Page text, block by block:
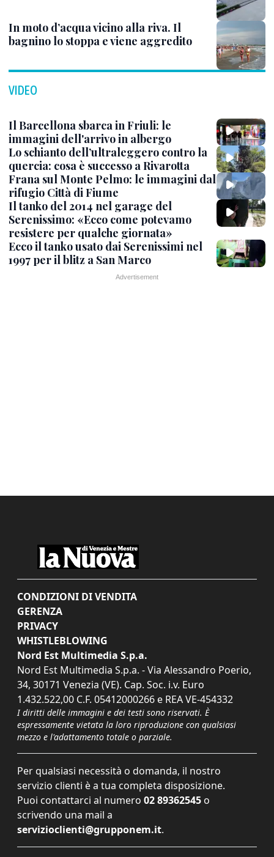
In moto d’acqua vicino alla riva. Il
bagnino lo stoppa e viene aggredito
VIDEO
Il Barcellona sbarca in Friuli: le
immagini dell'arrivo in albergo
Lo schianto dell’ultraleggero contro la
quercia: cosa è successo a Rivarotta
Frana sul Monte Pelmo: le immagini dal
rifugio Città di Fiume
Il tanko del 2014 nel garage del
Serenissimo: «Ecco come potevamo
resistere per qualche giornata»
Ecco il tanko usato dai Serenissimi nel
1997 per il blitz a San Marco
CONDIZIONI DI VENDITA
GERENZA
PRIVACY
WHISTLEBLOWING
Nord Est Multimedia S.p.a.
Nord Est Multimedia S.p.a. - Via Alessandro Poerio,
34, 30171 Venezia (VE). Cap. Soc. i.v. Euro
1.432.522,00 C.F. 05412000266 e REA VE-454332
I diritti delle immagini e dei testi sono riservati. È
espressamente vietata la loro riproduzione con qualsiasi
mezzo e l'adattamento totale o parziale.
Per qualsiasi necessità o domanda, il nostro
servizio clienti è a tua completa disposizione.
Puoi contattarci al numero 02 89362545 o
scrivendo una mail a
servizioclienti@grupponem.it.